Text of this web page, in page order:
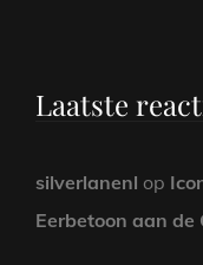
Laatste
silverlanenl op
Eerbetoon aan de